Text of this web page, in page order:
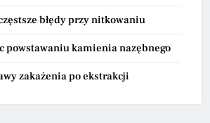
błędy przy nitkowaniu
powstawaniu kamienia nazębnego
zakażenia po ekstrakcji